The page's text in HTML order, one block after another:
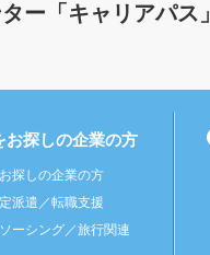
ー「キャリアパス」
お探しの企業の方
探しの企業の方
派遣 ／転職支援
ーシング／旅行関連